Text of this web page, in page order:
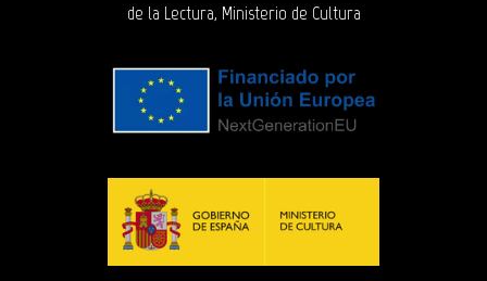
de la Lectura, Ministerio de Cultura